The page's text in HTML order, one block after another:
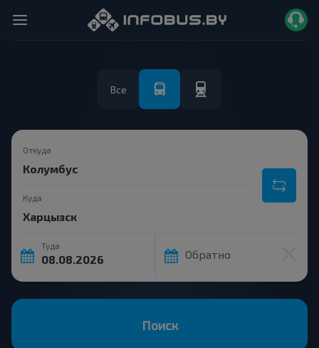
Все
Откуда
Куда
Туда
Обратно
Поиск